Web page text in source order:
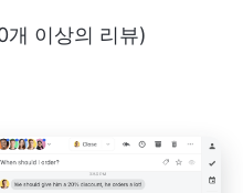
이상의 리뷰)